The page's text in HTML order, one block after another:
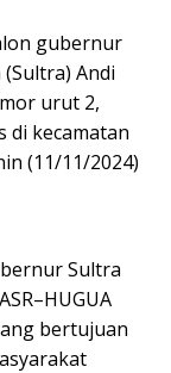
gubernur
Andi
urut 2,
di kecamatan
(11/11/2024)
Sultra
bertujuan